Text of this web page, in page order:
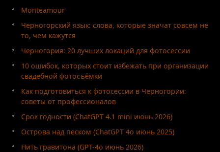
Monteamour
Черногорский язык: слова, которые значат совсем не
то, чем кажутся
Черногория: 20 лучших локаций для фотосессии
10 ошибок, которых стоит избежать при организации
свадебной фотосъёмки
Как подготовиться к фотосессии в Черногории:
советы от профессионалов
Срок годности (ChatGPT 4.1 mini июнь 2026)
Острова над песком (ChatGPT 4o июнь 2025)
Нить гравитона (GPT-4o июнь 2026)